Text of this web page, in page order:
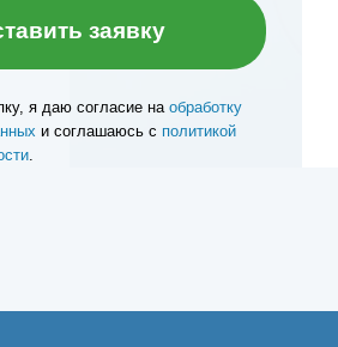
я даю согласие наобработку
и соглашаюсь с политикой
.